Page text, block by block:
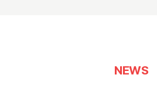
NEWS